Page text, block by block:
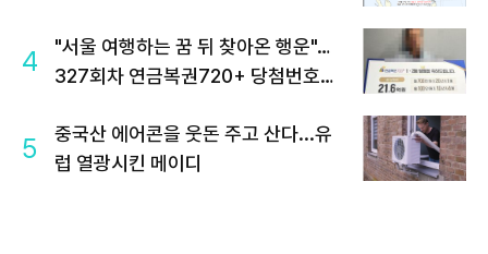
4
"서울 여행하는 꿈 뒤 찾아온 행운"…
327회차 연금복권720+ 당첨번호조
5
중국산 에어콘을 웃돈 주고 산다...유
럽 열광시킨 메이디